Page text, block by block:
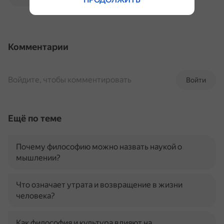
Комментарии
Войти
Войдите, чтобы комментировать
Ещё по теме
Почему философию можно назвать наукой о
мышлении?
Что означает утрата и возвращение в жизни
человека?